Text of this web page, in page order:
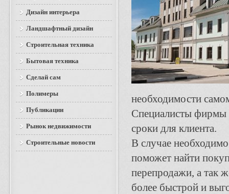
необходимости
Специалисты фирмы
сроки для клиента.
В случае
поможет найти
перепродажи, а так
более быстрой и
Дизайн интерьера
Ландшафтный дизайн
Строительная техника
Бытовая техника
Сделай сам
Полимеры
Публикации
Рынок недвижимости
Строительные новости